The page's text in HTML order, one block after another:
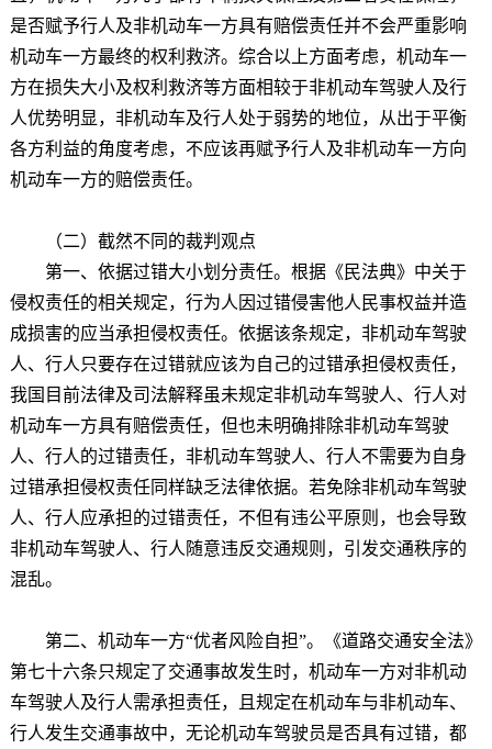
是否赋予行人及非机动车一方具有赔偿责任并不会严重影响
机动车一方最终的权利救济。综合以上方面考虑，机动车一
方在损失大小及权利救济等方面相较于非机动车驾驶人及行
人优势明显，非机动车及行人处于弱势的地位，从出于平衡
各方利益的角度考虑，不应该再赋予行人及非机动车一方向
机动车一方的赔偿责任。
（二）截然不同的裁判观点
第一、依据过错大小划分责任。根据《民法典》中关于
侵权责任的相关规定，行为人因过错侵害他人民事权益并造
成损害的应当承担侵权责任。依据该条规定，非机动车驾驶
人、行人只要存在过错就应该为自己的过错承担侵权责任，
我国目前法律及司法解释虽未规定非机动车驾驶人、行人对
机动车一方具有赔偿责任，但也未明确排除非机动车驾驶
人、行人的过错责任，非机动车驾驶人、行人不需要为自身
过错承担侵权责任同样缺乏法律依据。若免除非机动车驾驶
人、行人应承担的过错责任，不但有违公平原则，也会导致
非机动车驾驶人、行人随意违反交通规则，引发交通秩序的
混乱。
第二、机动车一方“优者风险自担”。《道路交通安全法》
第七十六条只规定了交通事故发生时，机动车一方对非机动
车驾驶人及行人需承担责任，且规定在机动车与非机动车、
行人发生交通事故中，无论机动车驾驶员是否具有过错，都